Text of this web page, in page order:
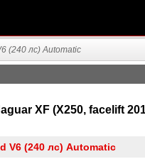
(240 лс) Automatic
XF (X250, facelift